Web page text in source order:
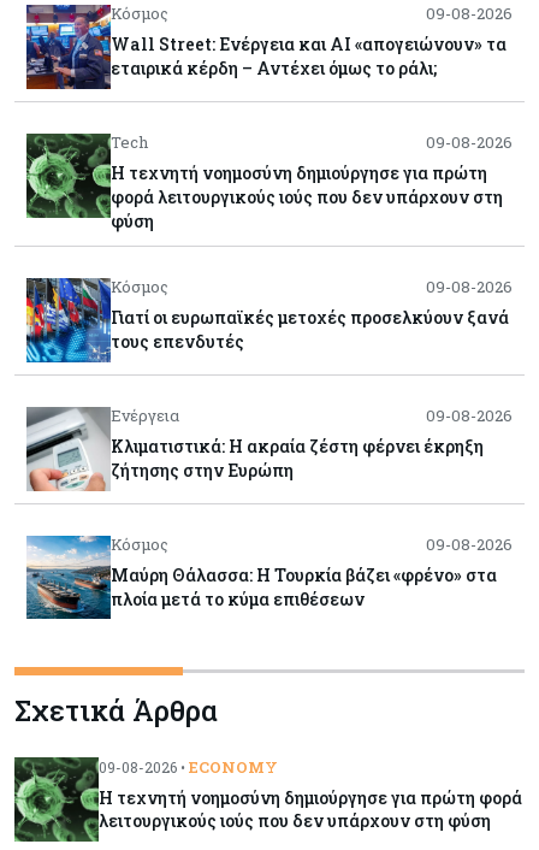
Κόσμος 09-08-2026
Wall Street: Ενέργεια και AI «απογειώνουν» τα
εταιρικά κέρδη – Αντέχει όμως το ράλι;
Tech 09-08-2026
Η τεχνητή νοημοσύνη δημιούργησε για πρώτη
φορά λειτουργικούς ιούς που δεν υπάρχουν στη
φύση
Κόσμος 09-08-2026
Γιατί οι ευρωπαϊκές μετοχές προσελκύουν ξανά
τους επενδυτές
Ενέργεια 09-08-2026
Κλιματιστικά: Η ακραία ζέστη φέρνει έκρηξη
ζήτησης στην Ευρώπη
Κόσμος 09-08-2026
Μαύρη Θάλασσα: Η Τουρκία βάζει «φρένο» στα
πλοία μετά το κύμα επιθέσεων
Tech 09-08-2026
Τεχνητή νοημοσύνη: Αλλάζει τα δεδομένα στην
επικοινωνία – Μια επικίνδυνη «τελειότητα»
Κόσμος 09-08-2026
Ορμούζ: Το Ιράν «φρενάρει» το άνοιγμα των
Σχετικά Άρθρα
09-08-2026 • ECONOMY
Η τεχνητή νοημοσύνη δημιούργησε για πρώτη φορά
λειτουργικούς ιούς που δεν υπάρχουν στη φύση